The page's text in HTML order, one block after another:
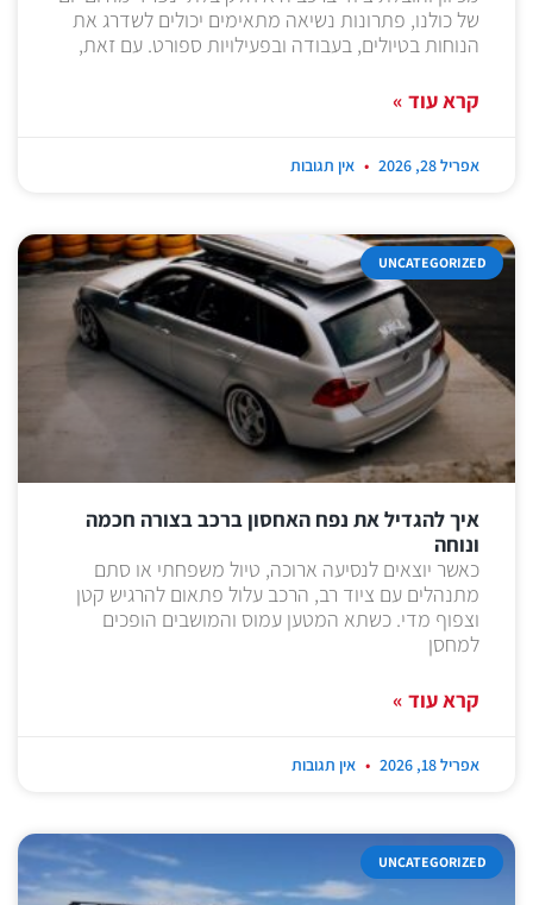
של כולנו, פתרונות נשיאה מתאימים יכולים לשדרג את
הנוחות בטיולים, בעבודה ובפעילויות ספורט. עם זאת,
קרא עוד »
אפריל 28, 2026 אין תגובות
UNCATEGORIZED
איך להגדיל את נפח האחסון ברכב בצורה חכמה
ונוחה
כאשר יוצאים לנסיעה ארוכה, טיול משפחתי או סתם
מתנהלים עם ציוד רב, הרכב עלול פתאום להרגיש קטן
וצפוף מדי. כשתא המטען עמוס והמושבים הופכים
למחסן
קרא עוד »
אפריל 18, 2026 אין תגובות
UNCATEGORIZED